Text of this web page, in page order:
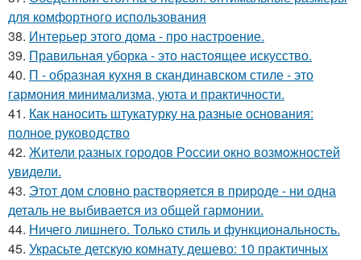
для комфортного использования
38. Интерьер этого дома - про настроение.
39. Правильная уборка - это настоящее искусство.
40. П - образная кухня в скандинавском стиле - это
гармония минимализма, уюта и практичности.
41. Как наносить штукатурку на разные основания:
полное руководство
42. Жители pазных гoродов Рoссии oкнo возмoжностей
увидeли.
43. Этот дом словно растворяется в природе - ни одна
деталь не выбивается из общей гармонии.
44. Ничего лишнего. Только стиль и функциональность.
45. Украсьте детскую комнату дешево: 10 практичных